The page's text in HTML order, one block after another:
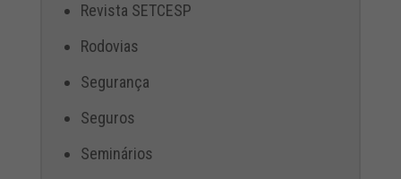
Revista SETCESP
Rodovias
Segurança
Seguros
Seminários